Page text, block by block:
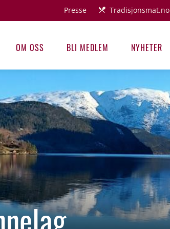
Presse Tradisjonsmat.no
OM OSS BLI MEDLEM NYHETER